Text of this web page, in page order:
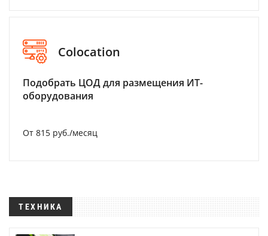
Colocation
Подобрать ЦОД для размещения ИТ-
оборудования
От 815 руб./месяц
ТЕХНИКА